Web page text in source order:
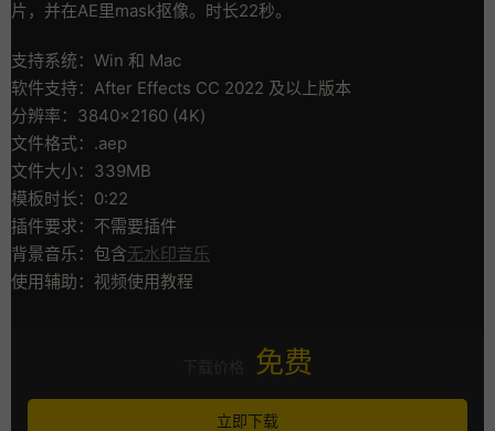
片，并在AE里mask抠像。时长22秒。
支持系统：Win 和 Mac
软件支持：After Effects CC 2022 及以上版本
分辨率：3840×2160 (4K)
文件格式：.aep
文件大小：339MB
模板时长：0:22
插件要求：不需要插件
背景音乐：包含无水印音乐
使用辅助：视频使用教程
免费
立即下载